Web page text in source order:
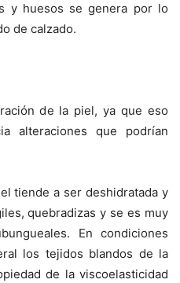
y huesos se genera por lo
de calzado.
de la piel, ya que eso
alteraciones que podrían
tiende a ser deshidratada y
quebradizas y se es muy
En condiciones
los tejidos blandos de la
de la viscoelasticidad